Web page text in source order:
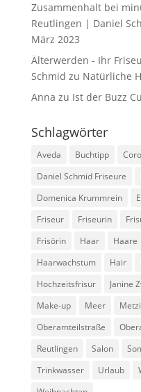
Zusammenhalt bei
Reutlingen | Daniel
März 2023
Älterwerden - Ihr
Schmid zu Natürliche
Anna zu Ist der Buzz
Schlagwörter
Aveda Buchtipp
Daniel Schmid Friseure
Domenica Krummrein
Friseur
Friseurin
Frisörin
Haar Haare
Haarwachstum
Hair
Hochzeitsfrisur
Janine
Make-up
Meer
Oberamteilstraße
Reutlingen
Salon
Trinkwasser
Urlaub